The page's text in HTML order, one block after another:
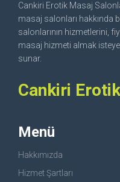
Cankiri Erotik Masaj
masaj salonları hakkında
salonlarının hizmetlerini,
masaj hizmeti almak
sunar.
Cankiri
Menü
Hakkımızda
Hizmet Şartları